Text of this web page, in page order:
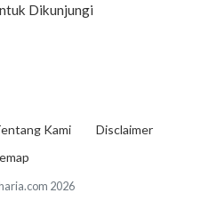
Dikunjungi
Kami
Disclaimer
2026